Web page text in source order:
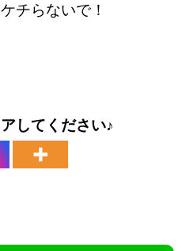
チらないで！
してください♪